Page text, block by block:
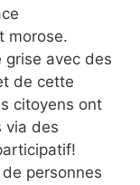
morose.
grise avec des
de cette
citoyens ont
via des
personnes